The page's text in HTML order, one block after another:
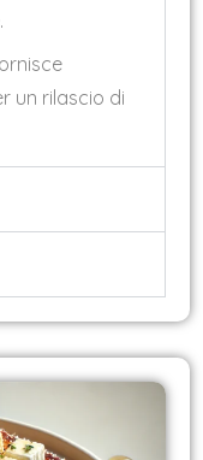
un rilascio di